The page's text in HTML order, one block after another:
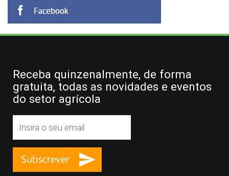
Receba quinzenalmente, de forma
gratuita, todas as novidades e eventos
do setor agrícola